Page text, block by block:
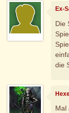
Ex-
Die
die
Mal